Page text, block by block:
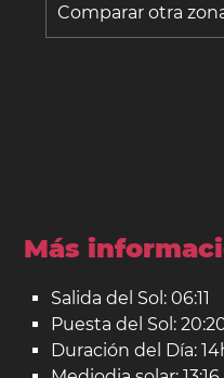
Comparar otra
Más
Salida del Sol: 06:11
Puesta del Sol:
Duración del Día: